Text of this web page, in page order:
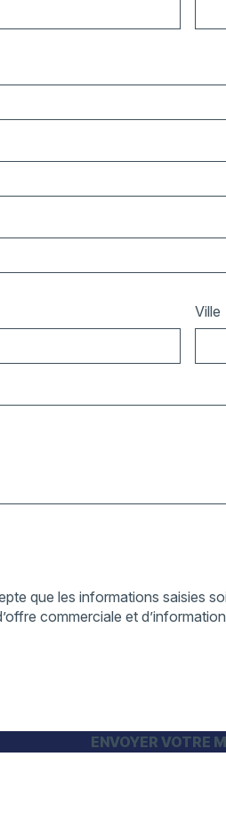
Ville
que les informations saisies
commerciale et